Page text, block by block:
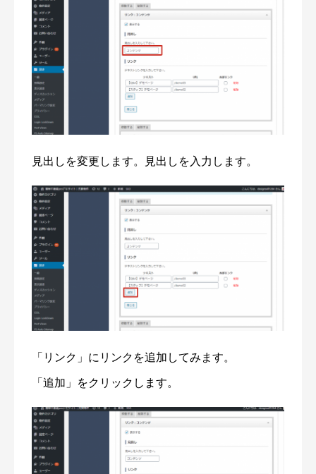
見出しを変更します。見出しを入力します。
「リンク」にリンクを追加してみます。
「追加」をクリックします。